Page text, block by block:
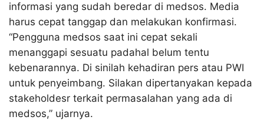
informasi yang sudah beredar di medsos. Media
harus cepat tanggap dan melakukan konfirmasi.
“Pengguna medsos saat ini cepat sekali
menanggapi sesuatu padahal belum tentu
kebenarannya. Di sinilah kehadiran pers atau PWI
untuk penyeimbang. Silakan dipertanyakan kepada
stakeholdesr terkait permasalahan yang ada di
medsos,” ujarnya.